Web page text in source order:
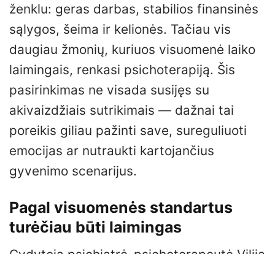
ženklu: geras darbas, stabilios finansinės
sąlygos, šeima ir kelionės. Tačiau vis
daugiau žmonių, kuriuos visuomenė laiko
laimingais, renkasi psichoterapiją. Šis
pasirinkimas ne visada susijęs su
akivaizdžiais sutrikimais — dažnai tai
poreikis giliau pažinti save, sureguliuoti
emocijas ar nutraukti kartojančius
gyvenimo scenarijus.
Pagal visuomenės standartus
turėčiau būti laimingas